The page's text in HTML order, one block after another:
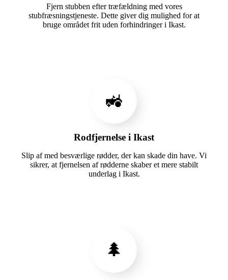
Fjern stubben efter træfældning med vores
stubfræsningstjeneste. Dette giver dig mulighed for at
bruge området frit uden forhindringer i Ikast.
🚜
Rodfjernelse i Ikast
Slip af med besværlige rødder, der kan skade din have. Vi
sikrer, at fjernelsen af rødderne skaber et mere stabilt
underlag i Ikast.
🌲